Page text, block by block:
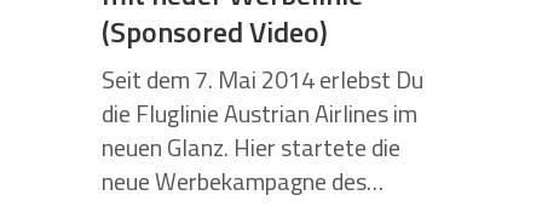
(Sponsored Video)
Seit dem 7. Mai 2014 erlebst Du
die Fluglinie Austrian Airlines im
neuen Glanz. Hier startete die
neue Werbekampagne des…